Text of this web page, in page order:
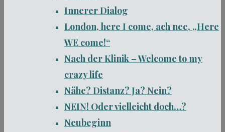
Innerer Dialog
London, here I come, ach nee, „Here
WE come!“
Nach der Klinik – Welcome to my
crazy life
Nähe? Distanz? Ja? Nein?
NEIN! Oder vielleicht doch…?
Neubeginn